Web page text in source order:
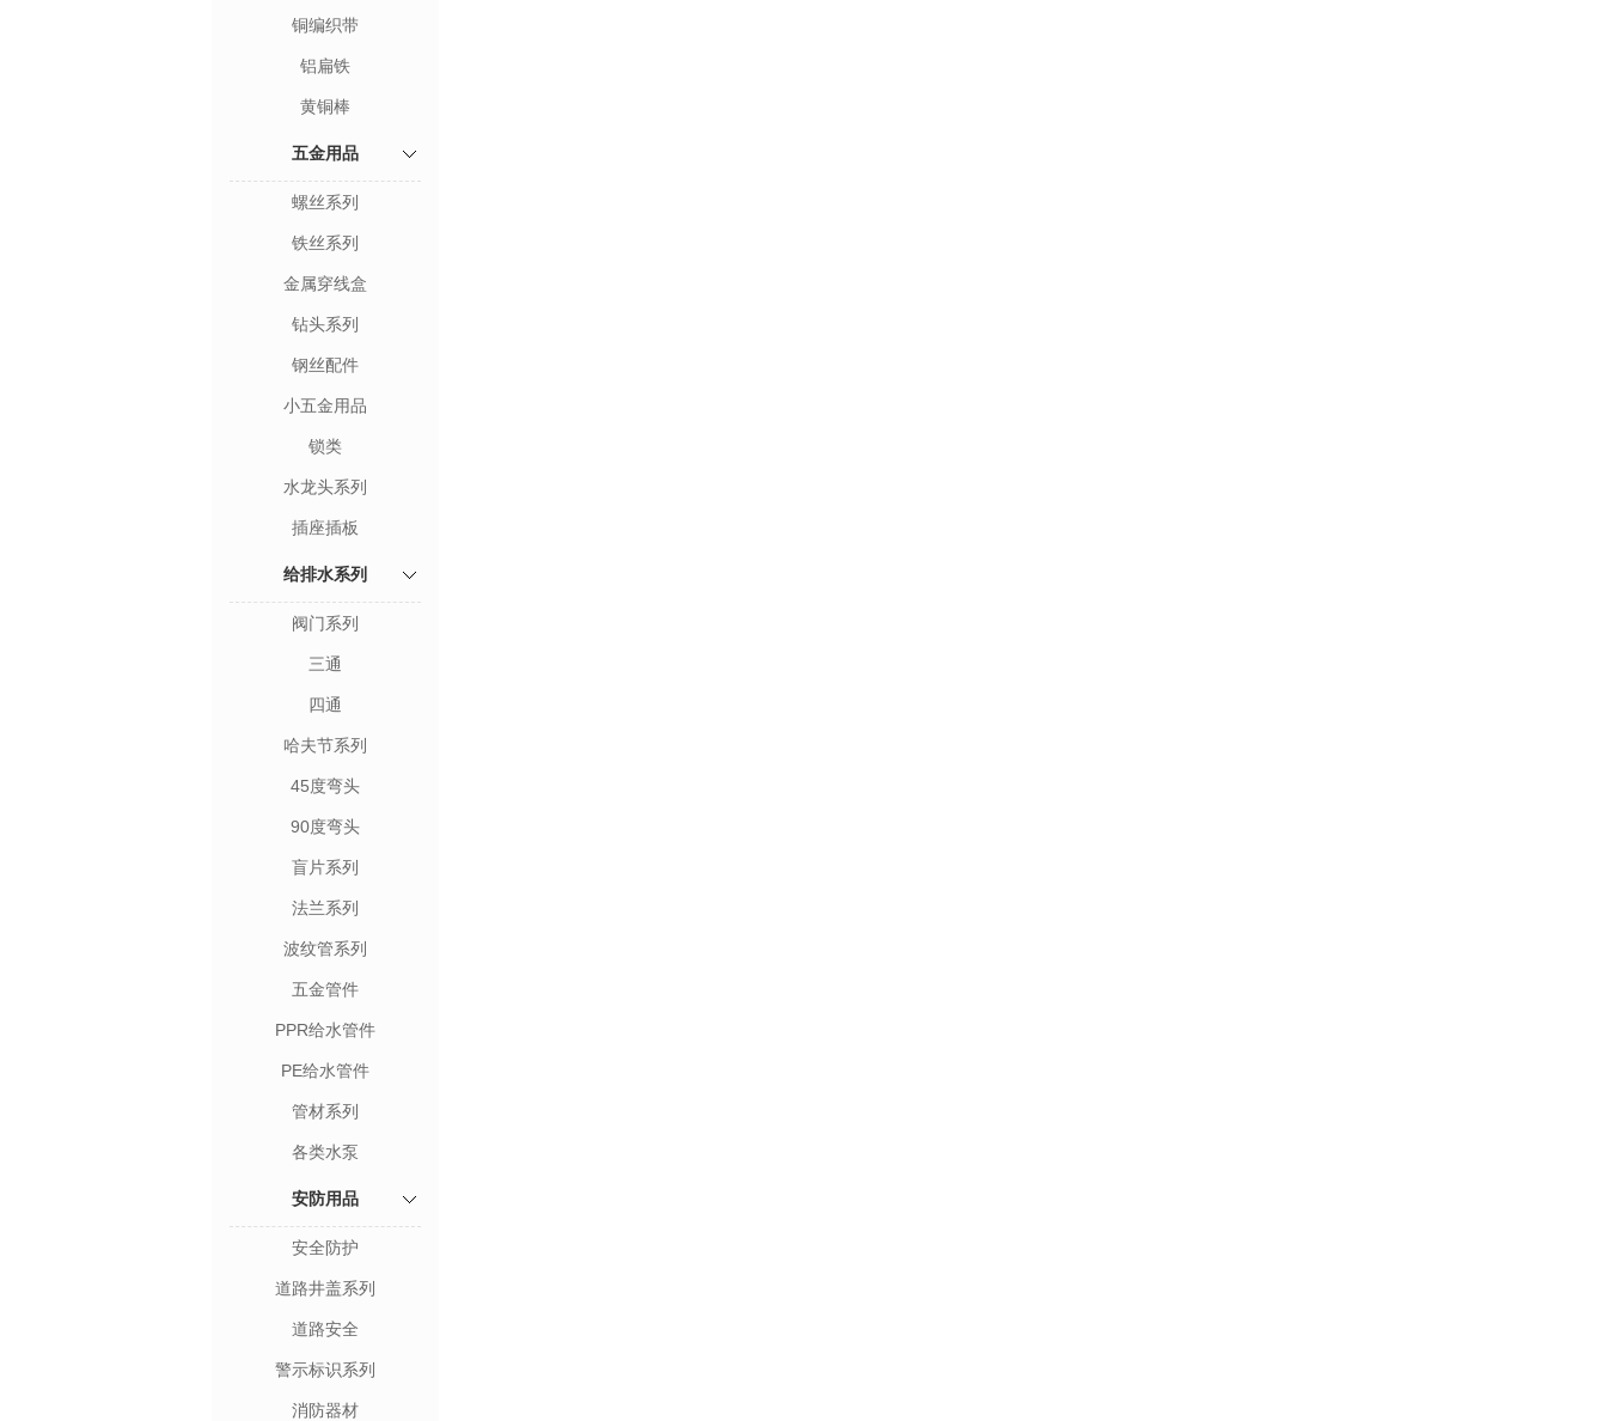
铜编织带
铝扁铁
黄铜棒
五金用品
螺丝系列
铁丝系列
金属穿线盒
钻头系列
钢丝配件
小五金用品
锁类
水龙头系列
插座插板
给排水系列
阀门系列
三通
四通
哈夫节系列
45度弯头
90度弯头
盲片系列
法兰系列
波纹管系列
五金管件
PPR给水管件
PE给水管件
管材系列
各类水泵
安防用品
安全防护
道路井盖系列
道路安全
警示标识系列
消防器材